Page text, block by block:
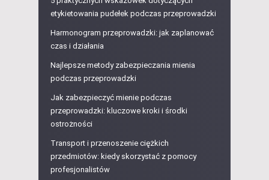
etykietowania pudełek podczas przeprowadzki
Harmonogram przeprowadzki: jak zaplanować
czas i działania
Najlepsze metody zabezpieczania mienia
podczas przeprowadzki
Jak zabezpieczyć mienie podczas
przeprowadzki: kluczowe kroki i środki
ostrożności
Transport i przenoszenie ciężkich
przedmiotów: kiedy skorzystać z pomocy
profesjonalistów